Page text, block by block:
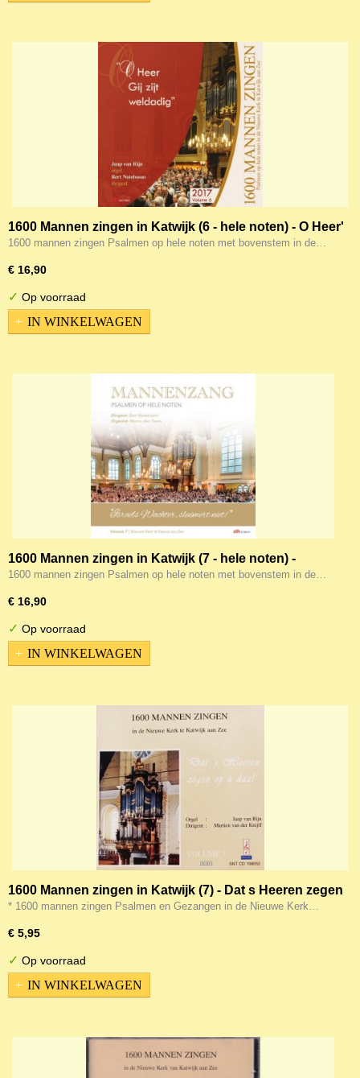
1600 Mannen zingen in Katwijk (6 - hele noten) - O Heer'
gij zijt weldadig
1600 mannen zingen Psalmen op hele noten met bovenstem in de…
€ 16,90
✓ Op voorraad
IN WINKELWAGEN
1600 Mannen zingen in Katwijk (7 - hele noten) -
Israëls Wachter sluimert niet
1600 mannen zingen Psalmen op hele noten met bovenstem in de…
€ 16,90
✓ Op voorraad
IN WINKELWAGEN
1600 Mannen zingen in Katwijk (7) - Dat s Heeren zegen
op u daal
* 1600 mannen zingen Psalmen en Gezangen in de Nieuwe Kerk…
€ 5,95
✓ Op voorraad
IN WINKELWAGEN